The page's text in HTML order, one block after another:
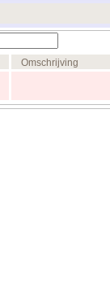
Omschrijving